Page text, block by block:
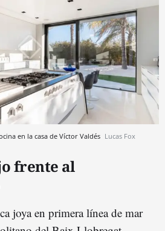
en la casa de Víctor Valdés Lucas Fox
frente al
joya en primera línea de mar